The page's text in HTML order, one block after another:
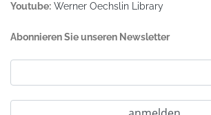
Youtube: Werner Oechslin Library
Abonnieren Sie unseren Newsletter